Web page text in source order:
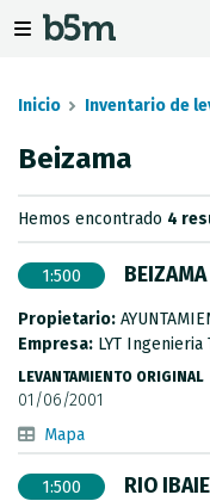
Inicio Inventario de
Beizama
Hemos encontrado 4
1:500 BEIZAMA
Propietario:
Empresa: LYT
LEVANTAMIENTO ORIGINAL
01/06/2001
Mapa
1:500 RIO
CONJUNTOS DE DATOS
SERVICIOS OGC
SERVICIOS INSPIRE
API REST
LÍMITES MUNICIPALES
INVENTARIO DE
G-IRUDIA
MAPAS OFFLINE
MAPAS HD DE GIPUZKOA
RED GNSS EN GIPUZKOA
SEÑALES GEODÉSICAS
DETECCIÓN DE